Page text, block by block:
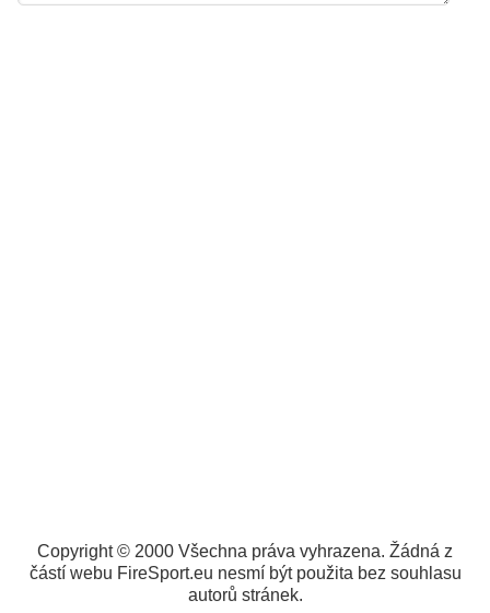
Copyright © 2000 Všechna práva vyhrazena. Žádná z
částí webu FireSport.eu nesmí být použita bez souhlasu
autorů stránek.